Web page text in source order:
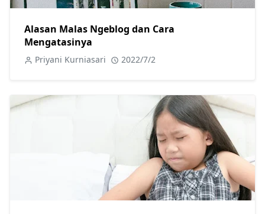
Alasan Malas Ngeblog dan Cara
Mengatasinya
Priyani Kurniasari 2022/7/2